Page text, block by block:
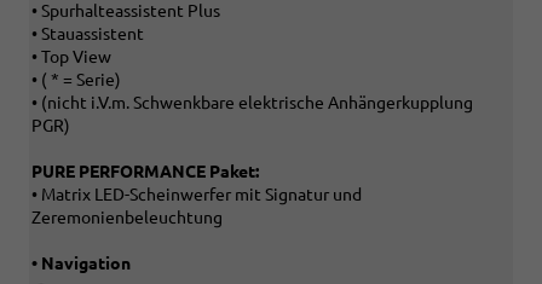
• Spurhalteassistent Plus
• Stauassistent
• Top View
• ( * = Serie)
• (nicht i.V.m. Schwenkbare elektrische Anhängerkupplung
PGR)
PURE PERFORMANCE Paket:
• Matrix LED-Scheinwerfer mit Signatur und
Zeremonienbeleuchtung
• Navigation